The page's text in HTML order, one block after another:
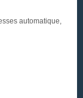
automatique,